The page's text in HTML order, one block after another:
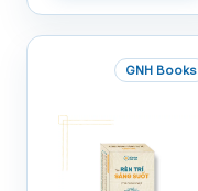
GNH Books